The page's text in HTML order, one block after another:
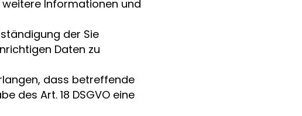
Informationen und
der Sie
Daten zu
dass betreffende
des Art. 18 DSGVO eine